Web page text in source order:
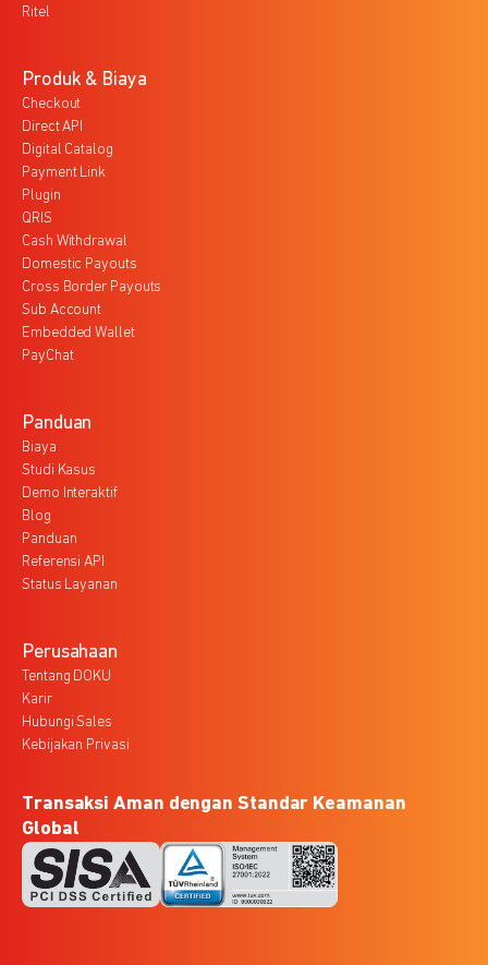
Ritel
Produk & Biaya
Checkout
Direct API
Digital Catalog
Payment Link
Plugin
QRIS
Cash Withdrawal
Domestic Payouts
Cross Border Payouts
Sub Account
Embedded Wallet
PayChat
Panduan
Biaya
Studi Kasus
Demo Interaktif
Blog
Panduan
Referensi API
Status Layanan
Perusahaan
Tentang DOKU
Karir
Hubungi Sales
Kebijakan Privasi
Transaksi Aman dengan Standar Keamanan
Global